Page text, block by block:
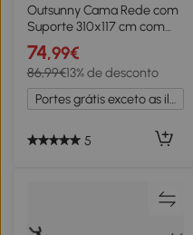
Outsunny Cama Rede com
Suporte 310x117 cm com
Bolsa de Transporte Altura
Ajustável Capacidade 120
kg para Campismo Pátio
Verde e Azul
74,99€
86,99€13% de desconto
Portes grátis exceto as ilhas
5